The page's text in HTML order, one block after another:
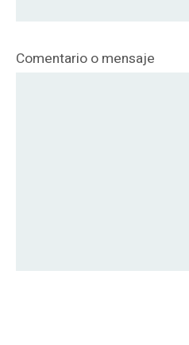
Comentario o mensaje